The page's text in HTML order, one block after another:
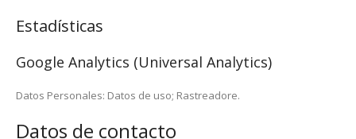
Estadísticas
Google Analytics (Universal Analytics)
Datos Personales: Datos de uso; Rastreadore.
Datos de contacto